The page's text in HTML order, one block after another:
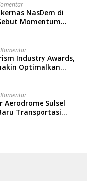
NasDem di
Momentum
Industry Awards,
Optimalkan
Aerodrome Sulsel
Transportasi